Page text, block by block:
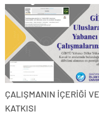
ÇALIŞMANIN İÇERİĞİ
KATKISI